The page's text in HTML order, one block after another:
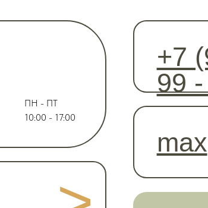
> офис
г.Петрозаводск,
>